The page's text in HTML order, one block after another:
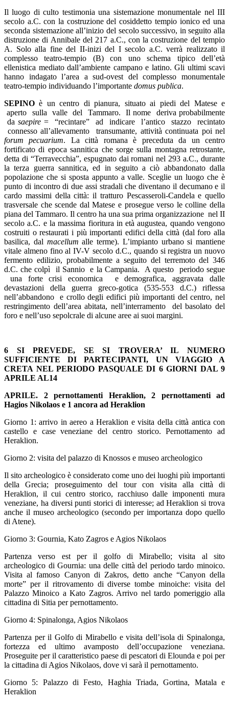
Il luogo di culto testimonia una sistemazione monumentale nel III
secolo a.C. con la costruzione del cosiddetto tempio ionico ed una
seconda sistemazione all’inizio del secolo successivo, in seguito alla
distruzione di Annibale del 217 a.C., con la costruzione del tempio
A. Solo alla fine del II-inizi del I secolo a.C. verrà realizzato il
complesso teatro-tempio (B) con uno schema tipico dell’età
ellenistica mediato dall’ambiente campano e latino. Gli ultimi scavi
hanno indagato l’area a sud-ovest del complesso monumentale
teatro-tempio individuando l’importante domus publica.
SEPINOè un centro di pianura, situato ai piedi del Matese e
aperto sulla valle del Tammaro. Il nome deriva probabilmente
da saepire = “recintare” ad indicare l’antico stazzo recintato
connesso all’allevamento transumante, attività continuata poi nel
forum pecuarium. La città romana è preceduta da un centro
fortificato di epoca sannitica che sorge sulla montagna retrostante,
detta di “Terravecchia”, espugnato dai romani nel 293 a.C., durante
la terza guerra sannitica, ed in seguito a ciò abbandonato dalla
popolazione che si sposta appunto a valle. Sceglie un luogo che è
punto di incontro di due assi stradali che diventano il decumano e il
cardo massimi della città: il tratturo Pescasseroli-Candela e quello
trasversale che scende dal Matese e prosegue verso le colline della
piana del Tammaro. Il centro ha una sua prima organizzazione nel II
secolo a.C. e la massima fioritura in età augustea, quando vengono
costruiti o restaurati i più importanti edifici della città (dal foro alla
basilica, dal macellumalle terme). L’impianto urbano si mantiene
vitale almeno fino al IV-V secolo d.C., quando si registra un nuovo
fermento edilizio, probabilmente a seguito del terremoto del 346
d.C. che colpì il Sannio e la Campania. A questo periodo segue
una forte crisi economica e demografica, aggravata dalle
devastazioni della guerra greco-gotica (535-553 d.C.) riflessa
nell’abbandono e crollo degli edifici più importanti del centro, nel
restringimento dell’area abitata, nell’interramento del basolato del
foro e nell’uso sepolcrale di alcune aree ai suoi margini.
6 SI PREVEDE, SE SI TROVERA’ IL NUMERO
SUFFICIENTE DI PARTECIPANTI, UN VIAGGIO A
CRETA NEL PERIODO PASQUALE DI 6 GIORNI DAL 9
APRILE AL14
APRILE. 2 pernottamenti Heraklion, 2 pernottamenti ad
Hagios Nikolaos e 1 ancora ad Heraklion
Giorno 1: arrivo in aereo a Heraklion e visita della città antica con
castello e case veneziane del centro storico. Pernottamento ad
Heraklion.
Giorno 2: visita del palazzo di Knossos e museo archeologico
Il sito archeologico è considerato come uno dei luoghi più importanti
della Grecia; proseguimento del tour con visita alla città di
Heraklion, il cui centro storico, racchiuso dalle imponenti mura
veneziane, ha diversi punti storici di interesse; ad Heraklion si trova
anche il museo archeologico (secondo per importanza dopo quello
di Atene).
Giorno 3: Gournia, Kato Zagros e Agios Nikolaos
Partenza verso est per il golfo di Mirabello; visita al sito
archeologico di Gournia: una delle città del periodo tardo minoico.
Visita al famoso Canyon di Zakros, detto anche “Canyon della
morte” per il ritrovamento di diverse tombe minoiche: visita del
Palazzo Minoico a Kato Zagros. Arrivo nel tardo pomeriggio alla
cittadina di Sitia per pernottamento.
Giorno 4: Spinalonga, Agios Nikolaos
Partenza per il Golfo di Mirabello e visita dell’isola di Spinalonga,
fortezza ed ultimo avamposto dell’occupazione veneziana.
Proseguite per il caratteristico paese di pescatori di Elounda e poi per
la cittadina di Agios Nikolaos, dove vi sarà il pernottamento.
Giorno 5: Palazzo di Festo, Haghia Triada, Gortina, Matala e
Heraklion